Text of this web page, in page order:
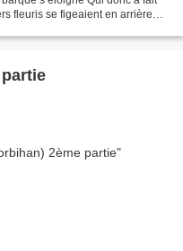
fleuris se figeaient en arrière